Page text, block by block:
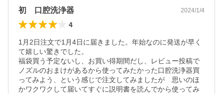
初 口腔洗浄器 2024/1/4
4
1月2日注文で1月4日に届きました。年始なのに発送が早く
て嬉しい驚きでした。
福袋買う予定ないし、お買い得期間だし、レビュー投稿で
ノズルのおまけがあるから使ってみたかった口腔洗浄器買
ってみよう、という感じで注文してみましたが　思いのほ
かワクワクして届いてすぐに説明書を読んでから使ってみ